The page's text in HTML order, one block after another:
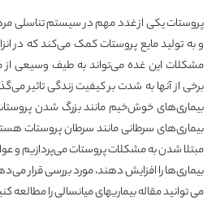
پروستات یکی از غدد مهم در سیستم تناسلی
و به تولید مایع پروستات کمک می‌کند که در
مشکلات این غده می‌تواند به طیف وسیعی
برخی از آنها به شدت بر کیفیت زندگی تاثیر
بیماری‌های سرطانی مانند سرطان پروستات
مبتلا شدن به مشکلات پروستات می‌پردازیم و
بیماری‌ها را افزایش دهند، مورد بررسی قرار
می توانید مقالهبیماریهای میانسالیرا مطالعه